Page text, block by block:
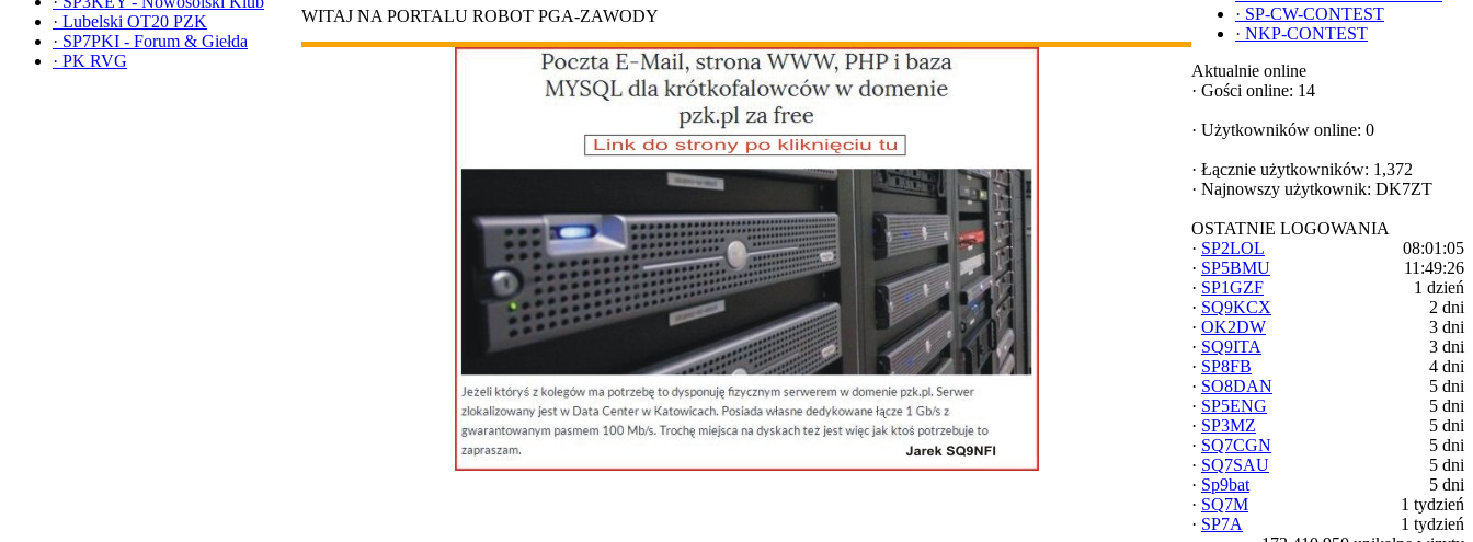
· Lubelski OT20 PZK
· SP7PKI - Forum & Giełda
· PK RVG
WITAJ NA PORTALU ROBOT PGA-ZAWODY
· SP-CW-CONTEST
· NKP-CONTEST
Aktualnie online
· Gości online: 14
· Użytkowników online: 0
· Łącznie użytkowników: 1,372
· Najnowszy użytkownik: DK7ZT
OSTATNIE LOGOWANIA
· SP2LOL
08:01:05
· SP5BMU
11:49:26
· SP1GZF
1 dzień
· SQ9KCX
2 dni
· OK2DW
3 dni
· SQ9ITA
3 dni
· SP8FB
4 dni
· SO8DAN
5 dni
· SP5ENG
5 dni
· SP3MZ
5 dni
· SQ7CGN
5 dni
· SQ7SAU
5 dni
· Sp9bat
5 dni
· SQ7M
1 tydzień
· SP7A
1 tydzień